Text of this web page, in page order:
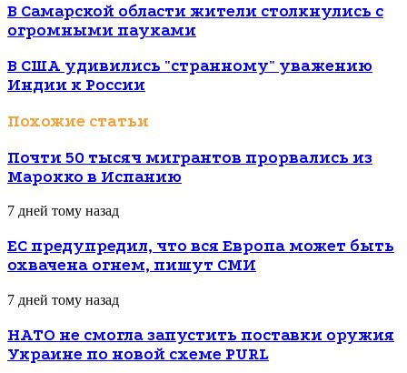
В Самарской области жители столкнулись с
огромными пауками
В США удивились "странному" уважению
Индии к России
Похожие статьи
Почти 50 тысяч мигрантов прорвались из
Марокко в Испанию
7 дней тому назад
ЕС предупредил, что вся Европа может быть
охвачена огнем, пишут СМИ
7 дней тому назад
НАТО не смогла запустить поставки оружия
Украине по новой схеме PURL